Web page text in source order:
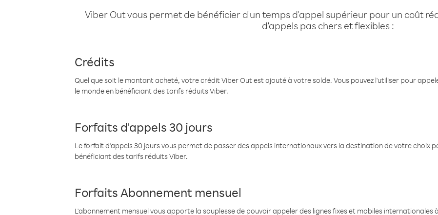
Viber Out vous permet de bénéficier d'un temps d'appel supérieur pour un coût
d'appels pas chers et flexibles :
Crédits
Quel que soit le montant acheté, votre crédit Viber Out est ajouté à votre solde. Vous pouvez l'utiliser pour
le monde en bénéficiant des tarifs réduits Viber.
Forfaits d'appels 30 jours
Le forfait d'appels 30 jours vous permet de passer des appels internationaux vers la destination de votre choix
bénéficiant des tarifs réduits Viber.
Forfaits Abonnement mensuel
L'abonnement mensuel vous apporte la souplesse de pouvoir appeler des lignes fixes et mobiles internationales